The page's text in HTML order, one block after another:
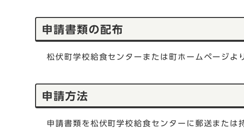
申請書類の配布
松伏町学校給食センターまたは町ホームページよ
申請方法
申請書類を松伏町学校給食センターに郵送または